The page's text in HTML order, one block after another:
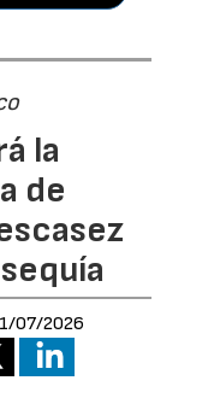
la
de
07/2026